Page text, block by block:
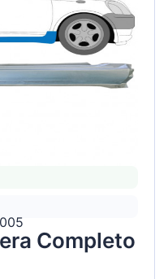
Completo